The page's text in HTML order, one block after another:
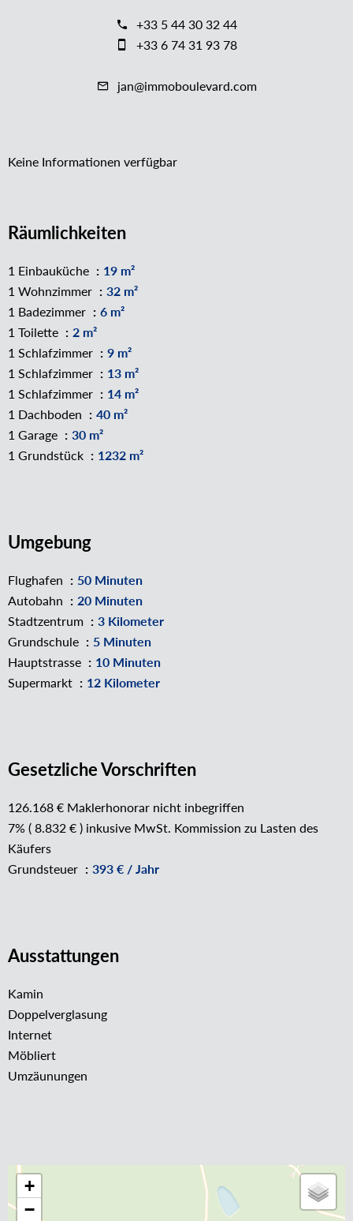
+33 5 44 30 32 44
+33 6 74 31 93 78
jan@immoboulevard.com
Keine Informationen verfügbar
Räumlichkeiten
1 Einbauküche
19 m²
1 Wohnzimmer
32 m²
1 Badezimmer
6 m²
1 Toilette
2 m²
1 Schlafzimmer
9 m²
1 Schlafzimmer
13 m²
1 Schlafzimmer
14 m²
1 Dachboden
40 m²
1 Garage
30 m²
1 Grundstück
1232 m²
Umgebung
Flughafen
50 Minuten
Autobahn
20 Minuten
Stadtzentrum
3 Kilometer
Grundschule
5 Minuten
Hauptstrasse
10 Minuten
Supermarkt
12 Kilometer
Gesetzliche Vorschriften
126.168 € Maklerhonorar nicht inbegriffen
7% ( 8.832 € ) inkusive MwSt. Kommission zu Lasten des
Käufers
Grundsteuer
393 € / Jahr
Ausstattungen
Kamin
Doppelverglasung
Internet
Möbliert
Umzäunungen
+
−